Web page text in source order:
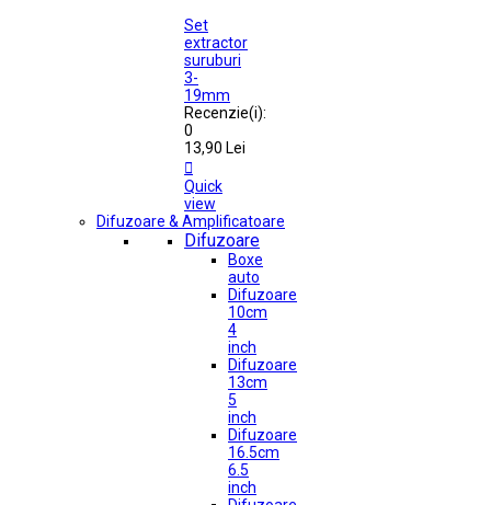
Set
extractor
suruburi
3-
19mm
Recenzie(i):
0
13,90 Lei

Quick
view
Difuzoare & Amplificatoare
Difuzoare
Boxe
auto
Difuzoare
10cm
4
inch
Difuzoare
13cm
5
inch
Difuzoare
16.5cm
6.5
inch